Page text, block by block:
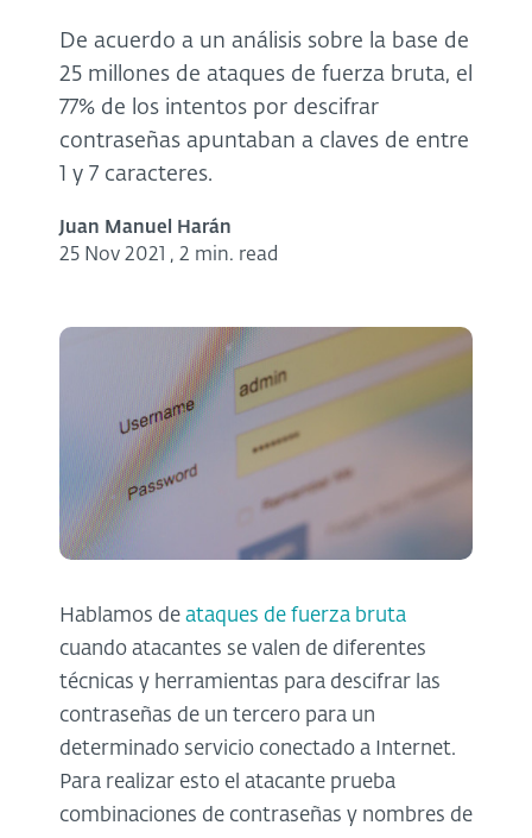
De acuerdo a un análisis sobre la base de
25 millones de ataques de fuerza bruta, el
77% de los intentos por descifrar
contraseñas apuntaban a claves de entre
1 y 7 caracteres.
Juan Manuel Harán
25 Nov 2021 , 2 min. read
Hablamos de ataques de fuerza bruta
cuando atacantes se valen de diferentes
técnicas y herramientas para descifrar las
contraseñas de un tercero para un
determinado servicio conectado a Internet.
Para realizar esto el atacante prueba
combinaciones de contraseñas y nombres de